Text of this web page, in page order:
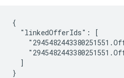
{
  "linkedOfferIds": [
  ]
}